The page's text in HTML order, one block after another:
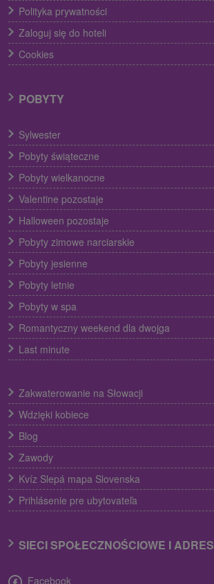
Polityka prywatności
Zaloguj się do hoteli
Cookies
POBYTY
Sylwester
Pobyty świąteczne
Pobyty wielkanocne
Valentine pozostaje
Halloween pozostaje
Pobyty zimowe narciarskie
Pobyty jesienne
Pobyty letnie
Pobyty w spa
Romantyczny weekend dla dwojga
Last minute
Zakwaterowanie na Słowacji
Wdzięki kobiece
Blog
Zawody
Kvíz Slepá mapa Slovenska
Prihlásenie pre ubytovateľa
SIECI SPOŁECZNOŚCIOWE I ADRES
Facebook